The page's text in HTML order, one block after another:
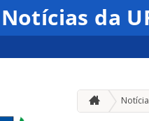
Notícias da